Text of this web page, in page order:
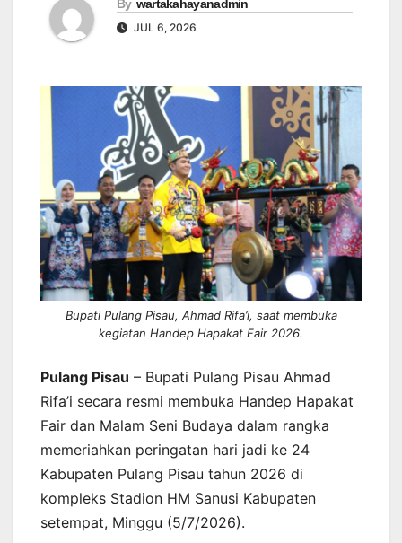
By wartakahayanadmin
JUL 6, 2026
Bupati Pulang Pisau, Ahmad Rifa’i, saat membuka
kegiatan Handep Hapakat Fair 2026.
Pulang Pisau – Bupati Pulang Pisau Ahmad
Rifa’i secara resmi membuka Handep Hapakat
Fair dan Malam Seni Budaya dalam rangka
memeriahkan peringatan hari jadi ke 24
Kabupaten Pulang Pisau tahun 2026 di
kompleks Stadion HM Sanusi Kabupaten
setempat, Minggu (5/7/2026).